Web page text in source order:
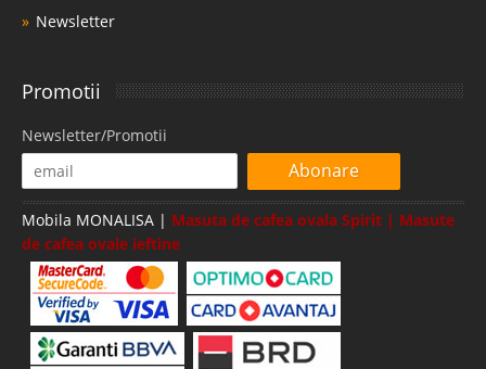
Newsletter
Promotii
Newsletter/Promotii
Abonare
Mobila MONALISA | Masuta de cafea ovala Spirit | Masute
de cafea ovale ieftine